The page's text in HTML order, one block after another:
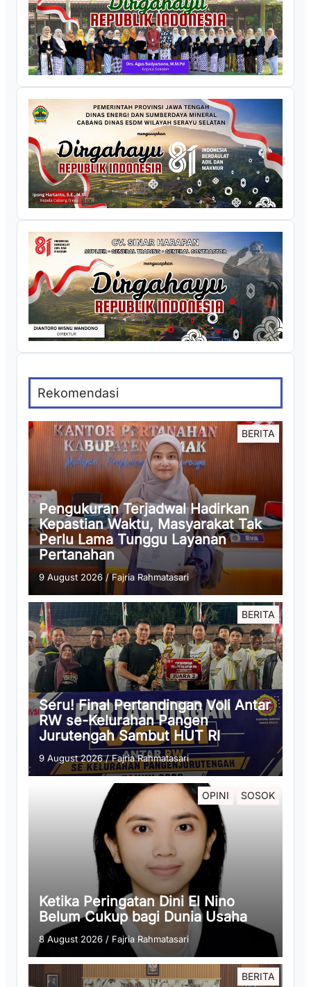
Rekomendasi
BERITA
Pengukuran Terjadwal Hadirkan
Kepastian Waktu, Masyarakat Tak
Perlu Lama Tunggu Layanan
Pertanahan
9 August 2026 /Fajria Rahmatasari
BERITA
Seru! Final Pertandingan Voli Antar
RW se-Kelurahan Pangen
Jurutengah Sambut HUT RI
9 August 2026/Fajria Rahmatasari
OPINI SOSOK
Ketika Peringatan Dini El Nino
Belum Cukup bagi Dunia Usaha
8 August 2026 / Fajria Rahmatasari
BERITA